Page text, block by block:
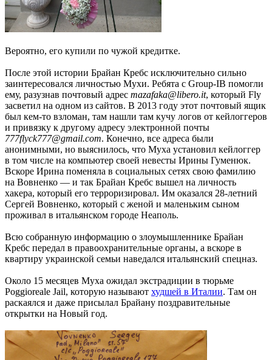
Вероятно, его купили по чужой кредитке.
После этой истории Брайан Кребс исключительно сильно
заинтересовался личностью Мухи. Ребята с Group-IB помогли
ему, разузнав почтовый адрес mazafaka@libero.it, который Fly
засветил на одном из сайтов. В 2013 году этот почтовый ящик
был кем-то взломан, там нашли там кучу логов от кейлоггеров
и привязку к другому адресу электронной почты
777flyck777@gmail.com. Конечно, все адреса были
анонимными, но выяснилось, что Муха установил кейлоггер
в том числе на компьютер своей невесты Ирины Гуменюк.
Вскоре Ирина поменяла в социальных сетях свою фамилию
на Вовненко — и так Брайан Кребс вышел на личность
хакера, который его терроризировал. Им оказался 28-летний
Сергей Вовненко, который с женой и маленьким сыном
проживал в итальянском городе Неаполь.
Всю собранную информацию о злоумышленнике Брайан
Кребс передал в правоохранительные органы, а вскоре в
квартиру украинской семьи наведался итальянский спецназ.
Около 15 месяцев Муха ожидал экстрадиции в тюрьме
Poggioreale Jail, которую называют худшей в Италии. Там он
раскаялся и даже присылал Брайану поздравительные
открытки на Новый год.